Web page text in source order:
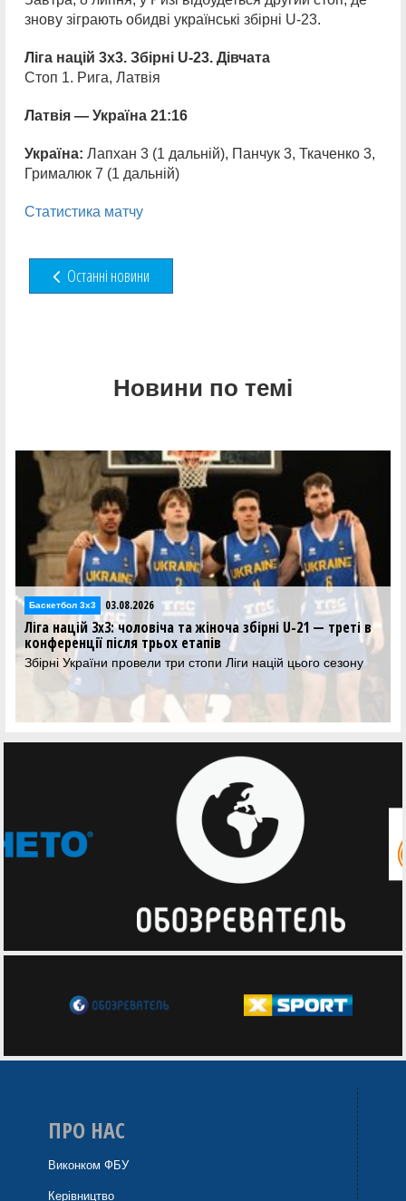
знову зіграють обидві українські збірні U-23.
Ліга націй 3х3. Збірні U-23. Дівчата
Стоп 1. Рига, Латвія
Латвія — Україна 21:16
Україна: Лапхан 3 (1 дальній), Панчук 3, Ткаченко 3,
Грималюк 7 (1 дальній)
Статистика матчу
Останні новини
Новини по темі
Баскетбол 3х3 03.08.2026
Ліга націй 3х3: чоловіча та жіноча збірні U-21 — треті в
конференції після трьох етапів
Збірні України провели три стопи Ліги націй цього сезону
ПРО НАС
Виконком ФБУ
Керівництво